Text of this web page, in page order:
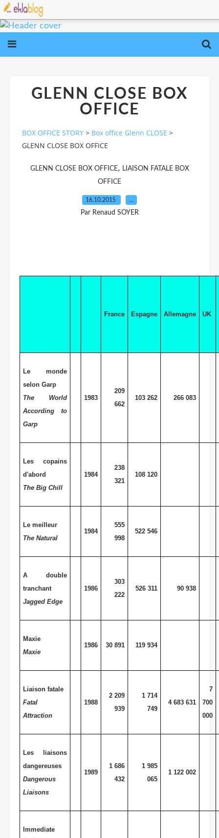
GLENN CLOSE BOX
OFFICE
BOX OFFICE STORY > Box office Glenn CLOSE >
GLENN CLOSE BOX OFFICE
GLENN CLOSE BOX OFFICE,
LIAISON FATALE BOX
OFFICE
16.10.2015 …
Par Renaud SOYER
France Espagne Allemagne UK
Le monde
selon Garp
The World
According to
Garp
1983
209
662
103 262 266 083
Les copains
d'abord
The Big Chill
1984
238
321
108 120
Le meilleur
The Natural
1984
555
998
522 546
A double
tranchant
Jagged Edge
1986
303
222
526 311 90 938
Maxie
Maxie
1986 30 891 119 934
Liaison fatale
Fatal
Attraction
1988
2 209
939
1 714
749
4 683 631
7
700
000
Les liaisons
dangereuses
Dangerous
Liaisons
1989
1 686
432
1 985
065
1 122 002
Immediate